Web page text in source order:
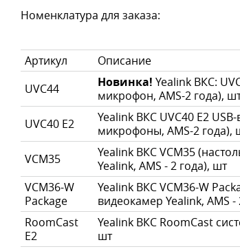
Номенклатура для заказа:
Артикул
Описание
UVC44
Новинка! Yealink ВКС:
микрофон, AMS-2 года),
UVC40 E2
Yealink ВКС UVC40 E2
микрофоны, AMS-2 года),
VCM35
Yealink ВКС VCM35
Yealink, AMS - 2 года), шт
VCM36-W
Package
Yealink ВКС VCM36-W
видеокамер Yealink, AMS -
RoomCast
E2
Yealink ВКС RoomCast
шт